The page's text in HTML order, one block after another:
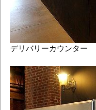
デリバリーカウンター